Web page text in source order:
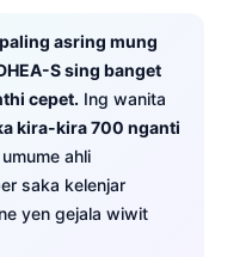
asring mung
S sing banget
cepet. Ing wanita
kira-kira 700 nganti
ahli
saka kelenjar
yen gejala wiwit